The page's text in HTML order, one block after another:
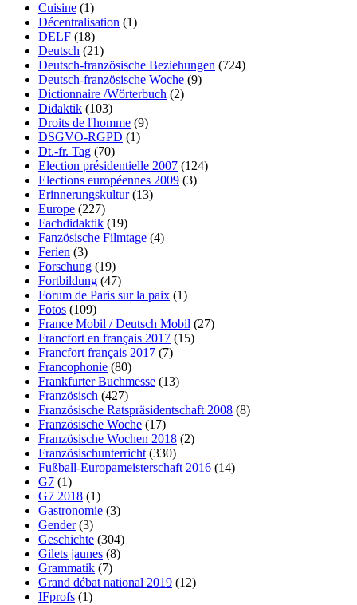
Cuisine (1)
Décentralisation (1)
DELF (18)
Deutsch (21)
Deutsch-französische Beziehungen (724)
Deutsch-französische Woche (9)
Dictionnaire /Wörterbuch (2)
Didaktik (103)
Droits de l'homme (9)
DSGVO-RGPD (1)
Dt.-fr. Tag (70)
Election présidentielle 2007 (124)
Elections européennes 2009 (3)
Erinnerungskultur(13)
Europe (227)
Fachdidaktik (19)
Fanzösische Filmtage (4)
Ferien (3)
Forschung (19)
Fortbildung (47)
Forum de Paris sur la paix (1)
Fotos (109)
France Mobil / Deutsch Mobil (27)
Francfort en français 2017 (15)
Francfort français 2017 (7)
Francophonie (80)
Frankfurter Buchmesse (13)
Französisch (427)
Französische Ratspräsidentschaft 2008 (8)
Französische Woche (17)
Französische Wochen 2018 (2)
Französischunterricht(330)
Fußball-Europameisterschaft 2016 (14)
G7 (1)
G7 2018 (1)
Gastronomie (3)
Gender(3)
Geschichte (304)
Gilets jaunes (8)
Grammatik (7)
Grand débat national 2019 (12)
IFprofs (1)